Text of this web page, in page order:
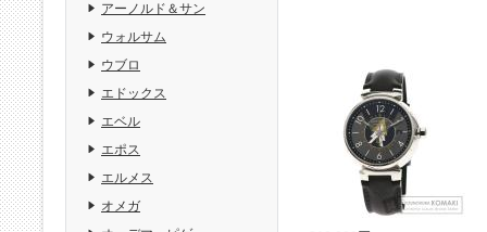
アーノルド＆サン
ウォルサム
ウブロ
エドックス
エベル
エポス
エルメス
オメガ